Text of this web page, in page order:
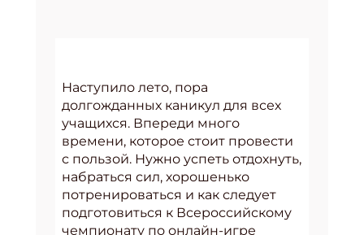
Наступило лето, пора
долгожданных каникул для всех
учащихся. Впереди много
времени, которое стоит провести
с пользой. Нужно успеть отдохнуть,
набраться сил, хорошенько
потренироваться и как следует
подготовиться к Всероссийскому
чемпионату по онлайн-игре